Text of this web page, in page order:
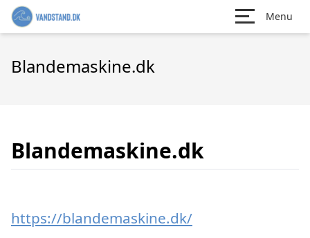
Menu
Blandemaskine.dk
Blandemaskine.dk
https://blandemaskine.dk/